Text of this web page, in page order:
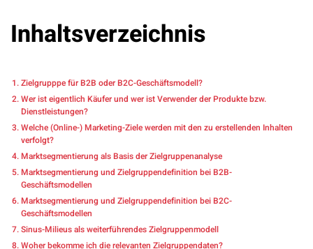
Inhaltsverzeichnis
Zielgrupppe für B2B oder B2C-Geschäftsmodell?
Wer ist eigentlich Käufer und wer ist Verwender der Produkte bzw.
Dienstleistungen?
Welche (Online-) Marketing-Ziele werden mit den zu erstellenden Inhalten
verfolgt?
Marktsegmentierung als Basis der Zielgruppenanalyse
Marktsegmentierung und Zielgruppendefinition bei B2B-
Geschäftsmodellen
Marktsegmentierung und Zielgruppendefinition bei B2C-
Geschäftsmodellen
Sinus-Milieus als weiterführendes Zielgruppenmodell
Woher bekomme ich die relevanten Zielgruppendaten?